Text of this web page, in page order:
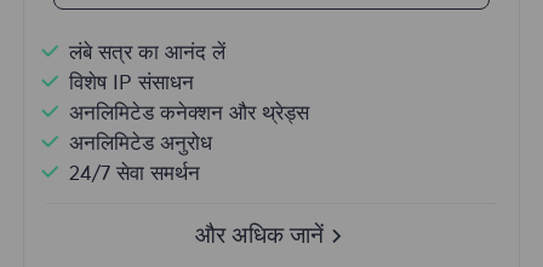
लंबे सत्र का आनंद लें
विशेष IP संसाधन
अनलिमिटेड कनेक्शन और थ्रेड्स
अनलिमिटेड अनुरोध
24/7 सेवा समर्थन
और अधिक जानें